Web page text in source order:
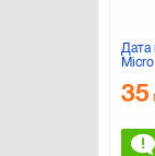
Дата
35